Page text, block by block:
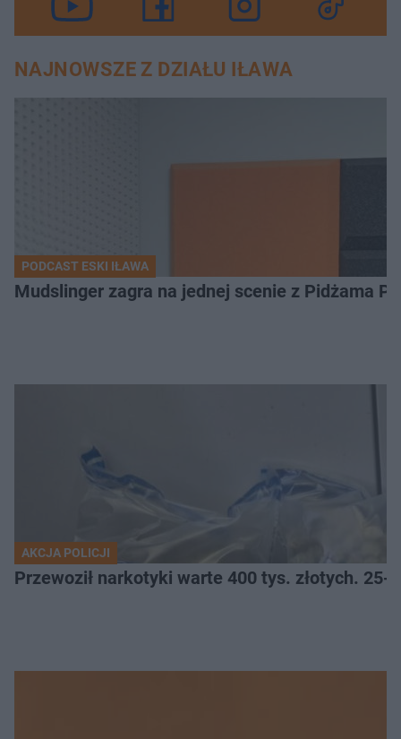
NAJNOWSZE Z DZIAŁU IŁAWA
PODCAST ESKI IŁAWA
Mudslinger zagra na jednej scenie z Pidżama
AKCJA POLICJI
Przewoził narkotyki warte 400 tys. złotych.